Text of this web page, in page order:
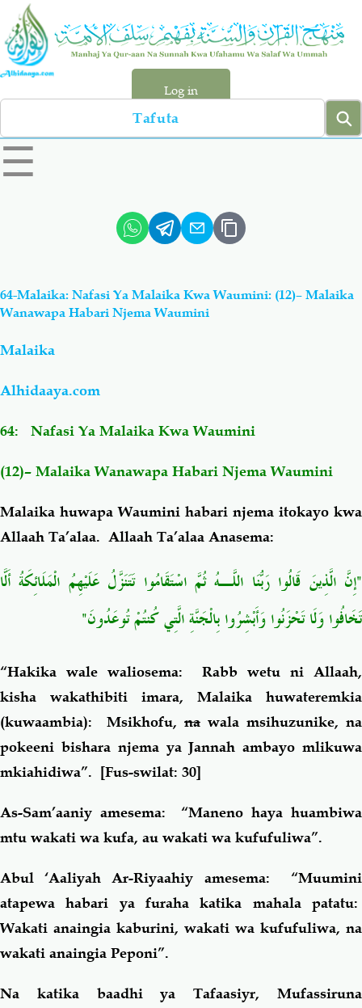
Skip
main
content
Log in
Search
left
sidebar
☰
Hadiyth
Aqiydah Manhaj
Shirki & Kufru
Salaf Wa Ummah
Familia-Jamii
Mapishi
64-Malaika: Nafasi Ya Malaika Kwa Waumini: (12)– Malaika
Wanawapa Habari Njema Waumini
Malaika
Alhidaaya.com
64: Nafasi Ya Malaika Kwa Waumini
(12)– Malaika Wanawapa Habari Njema Waumini
Malaika huwapa Waumini habari njema itokayo kwa
Allaah Ta’alaa. Allaah Ta’alaa Anasema:
"إِنَّ الَّذِينَ قَالُوا رَبُّنَا اللَّـهُ ثُمَّ اسْتَقَامُوا تَتَنَزَّلُ عَلَيْهِمُ الْمَلَائِكَةُ أَلَّا
تَخَافُوا وَلَا تَحْزَنُوا وَأَبْشِرُوا بِالْجَنَّةِ الَّتِي كُنتُمْتُوعَدُونَ"
“Hakika wale waliosema: Rabb wetu ni Allaah,
kisha wakathibiti imara, Malaika huwateremkia
(kuwaambia): Msikhofu, na wala msihuzunike, na
pokeeni bishara njema ya Jannah ambayo mlikuwa
mkiahidiwa”. [Fus-swilat: 30]
As-Sam’aaniy amesema: “Maneno haya huambiwa
mtu wakati wa kufa, au wakati wa kufufuliwa”.
Abul ‘Aaliyah Ar-Riyaahiy amesema: “Muumini
atapewa habari ya furaha katika mahala patatu:
Wakati anaingia kaburini, wakati wa kufufuliwa, na
wakati anaingia Peponi”.
Na katika baadhi ya Tafaasiyr, Mufassiruna